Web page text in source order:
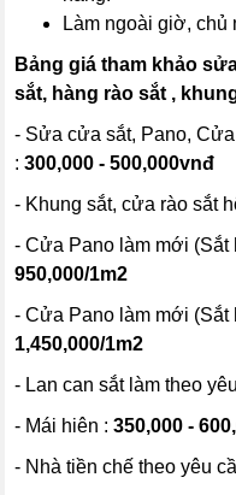
Làm ngoài giờ, chủ
Bảng giá tham khảo
sắt, hàng rào sắt ,
- Sửa cửa sắt, Pano,
:300,000 - 500,000vnđ
- Khung sắt, cửa rào sắt
- Cửa Pano làm mới (Sắt
950,000/1m2
- Cửa Pano làm mới (Sắt
1,450,000/1m2
- Lan can sắt làm theo
- Mái hiên :350,000 -
- Nhà tiền chế theo yêu